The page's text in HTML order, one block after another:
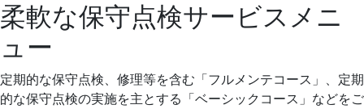
柔軟な保守点検サービスメニ
ュー
定期的な保守点検、修理等を含む「フルメンテコース」、定期
的な保守点検の実施を主とする「ベーシックコース」などをご